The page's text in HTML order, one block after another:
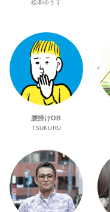
松本ゆうす
腰掛けOB
TSUKURU